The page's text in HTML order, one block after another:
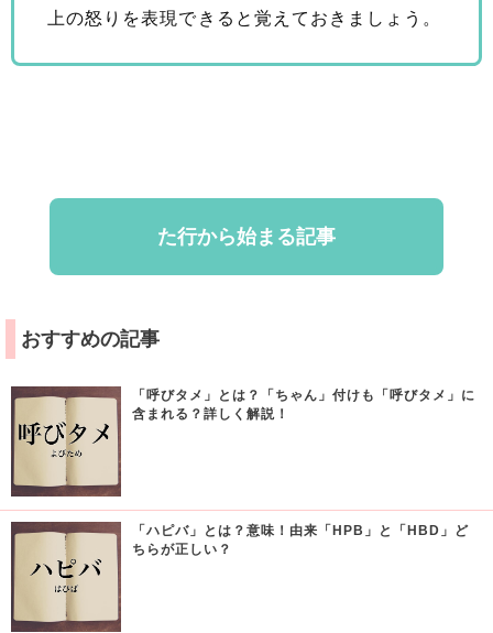
上の怒りを表現できると覚えておきましょう。
た行から始まる記事
おすすめの記事
「呼びタメ」とは？「ちゃん」付けも「呼びタメ」に
含まれる？詳しく解説！
「ハピバ」とは？意味！由来「HPB」と「HBD」ど
ちらが正しい？